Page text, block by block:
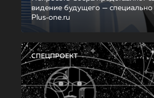
видение будущего — специально
Plus‑one.ru
СПЕЦПРОЕКТ